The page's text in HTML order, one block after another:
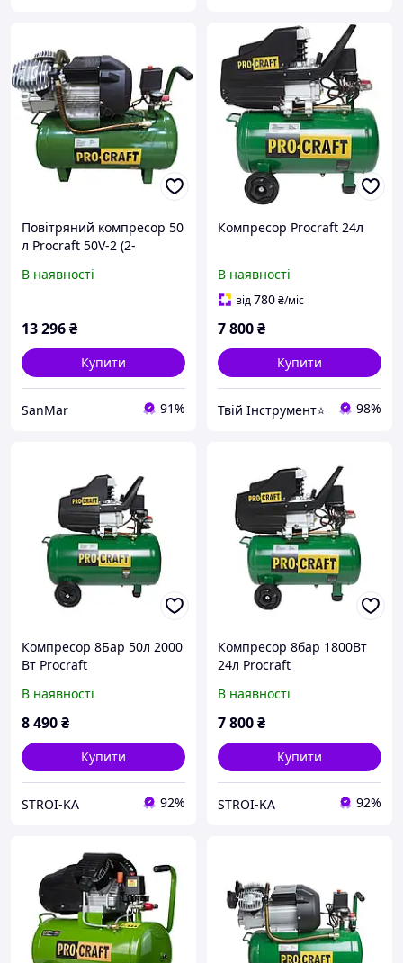
Повітряний компресор 50
л Procraft 50V-2 (2-
В наявності
13 296₴
Купити
SanMar 91%
Компресор Procraft 24л
В наявності
від780₴/міс
7 800₴
Купити
Твій Інструмент⭐ 98%
Компресор 8Бар 50л 2000
Вт Procraft
В наявності
8 490₴
Купити
STROI-KA 92%
Компресор 8бар 1800Вт
24л Procraft
В наявності
7 800₴
Купити
STROI-KA 92%